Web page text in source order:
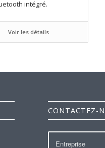
intégré.
Voir les détails
CONTACTEZ-